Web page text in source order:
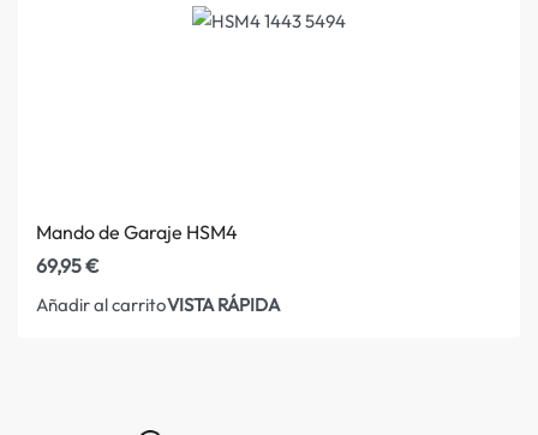
Mando de Garaje HSM4
69,95€
Añadir al carritoVISTA RÁPIDA